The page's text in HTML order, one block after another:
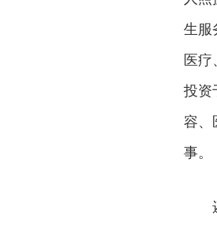
生服
医疗
投资
容、
事。